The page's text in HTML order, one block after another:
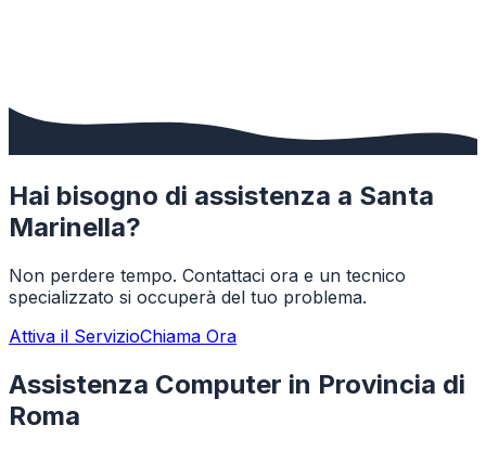
Hai bisogno di assistenza a Santa
Marinella?
Non perdere tempo. Contattaci ora e un tecnico
specializzato si occuperà del tuo problema.
Attiva il ServizioChiama Ora
Assistenza Computer in Provincia di
Roma